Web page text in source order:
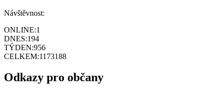
Návštěvnost:
ONLINE:1
DNES:194
TÝDEN:956
CELKEM:1173188
Odkazy pro občany